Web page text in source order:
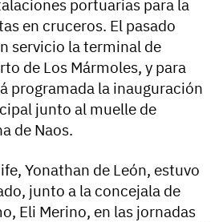
portuarias para la
en cruceros. El pasado
servicio la terminal de
de Los Mármoles, y para
programada la inauguración
junto al muelle de
de Naos.
Yonathan de León, estuvo
junto a la concejala de
Eli Merino, en las jornadas